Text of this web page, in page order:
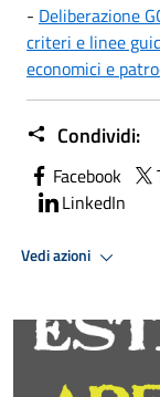
- Deliberazione
criteri e linee
economici e
Condividi:
Facebook
LinkedIn
Vedi azioni